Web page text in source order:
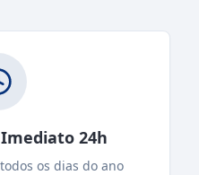
24h
os dias do ano